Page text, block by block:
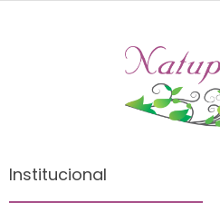
Institucional